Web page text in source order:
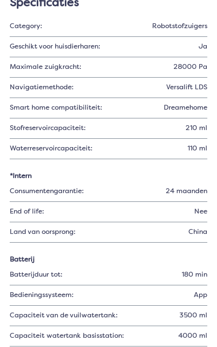
Specificaties
Category: Robotstofzuigers
Geschikt voor huisdierharen: Ja
Maximale zuigkracht: 28000 Pa
Navigatiemethode: Versalift LDS
Smart home compatibiliteit: Dreamehome
Stofreservoircapaciteit: 210 ml
Waterreservoircapaciteit: 110 ml
*Intern
Consumentengarantie: 24 maanden
End of life: Nee
Land van oorsprong: China
Batterij
Batterijduur tot: 180 min
Bedieningssysteem: App
Capaciteit van de vuilwatertank: 3500 ml
Capaciteit watertank basisstation: 4000 ml